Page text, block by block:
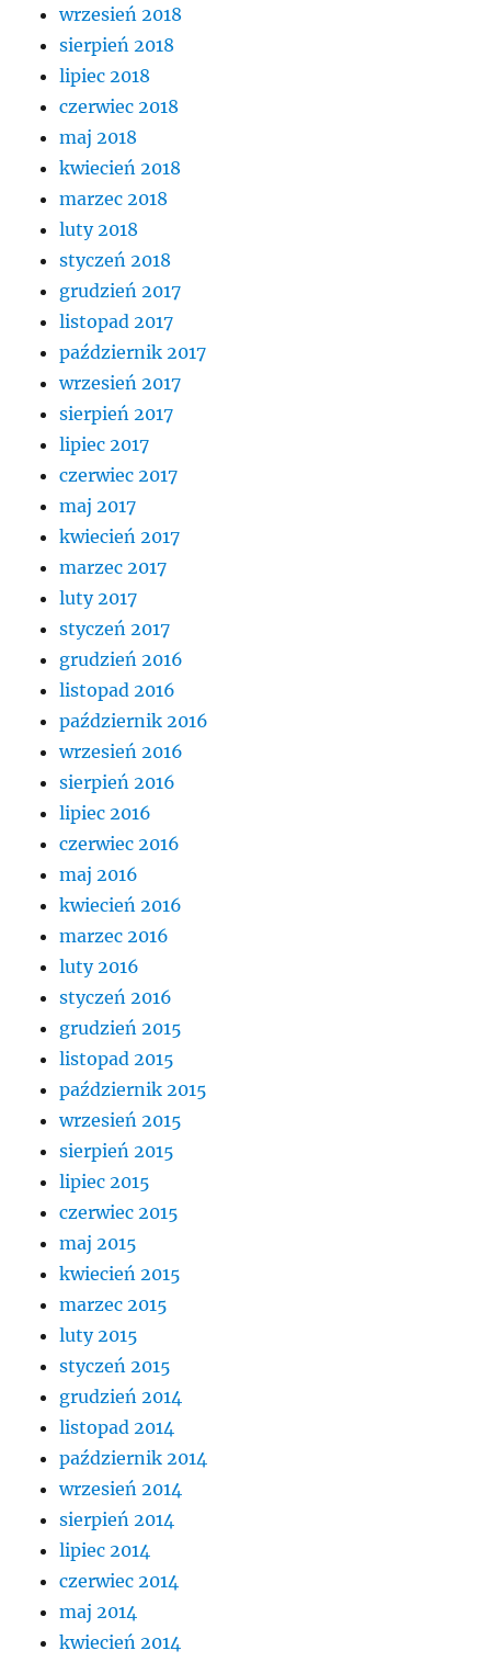
wrzesień 2018
sierpień 2018
lipiec 2018
czerwiec 2018
maj 2018
kwiecień 2018
marzec 2018
luty 2018
styczeń 2018
grudzień 2017
listopad 2017
październik 2017
wrzesień 2017
sierpień 2017
lipiec 2017
czerwiec 2017
maj 2017
kwiecień 2017
marzec 2017
luty 2017
styczeń 2017
grudzień 2016
listopad 2016
październik 2016
wrzesień 2016
sierpień 2016
lipiec 2016
czerwiec 2016
maj 2016
kwiecień 2016
marzec 2016
luty 2016
styczeń 2016
grudzień 2015
listopad 2015
październik 2015
wrzesień 2015
sierpień 2015
lipiec 2015
czerwiec 2015
maj 2015
kwiecień 2015
marzec 2015
luty 2015
styczeń 2015
grudzień 2014
listopad 2014
październik 2014
wrzesień 2014
sierpień 2014
lipiec 2014
czerwiec 2014
maj 2014
kwiecień 2014